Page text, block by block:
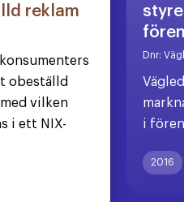
reklam
obeställd
vilken
i ett NIX-
Dnr:
i
2016